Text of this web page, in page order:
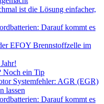
ist die Lösung einfacher,
Darauf kommt es
EFOY Brennstoffzelle im
Noch ein Tip
Systemfehler: AGR (EGR)
lassen
Darauf kommt es